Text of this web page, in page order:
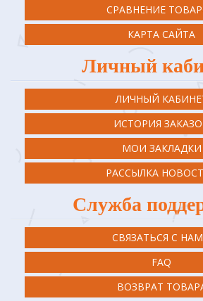
СРАВНЕНИЕ
КАРТА САЙТА
Личный
ЛИЧНЫЙ
ИСТОРИЯ
МОИ ЗАКЛАДКИ
РАССЫЛКА
Служба
СВЯЗАТЬСЯ С
FAQ
ВОЗВРАТ